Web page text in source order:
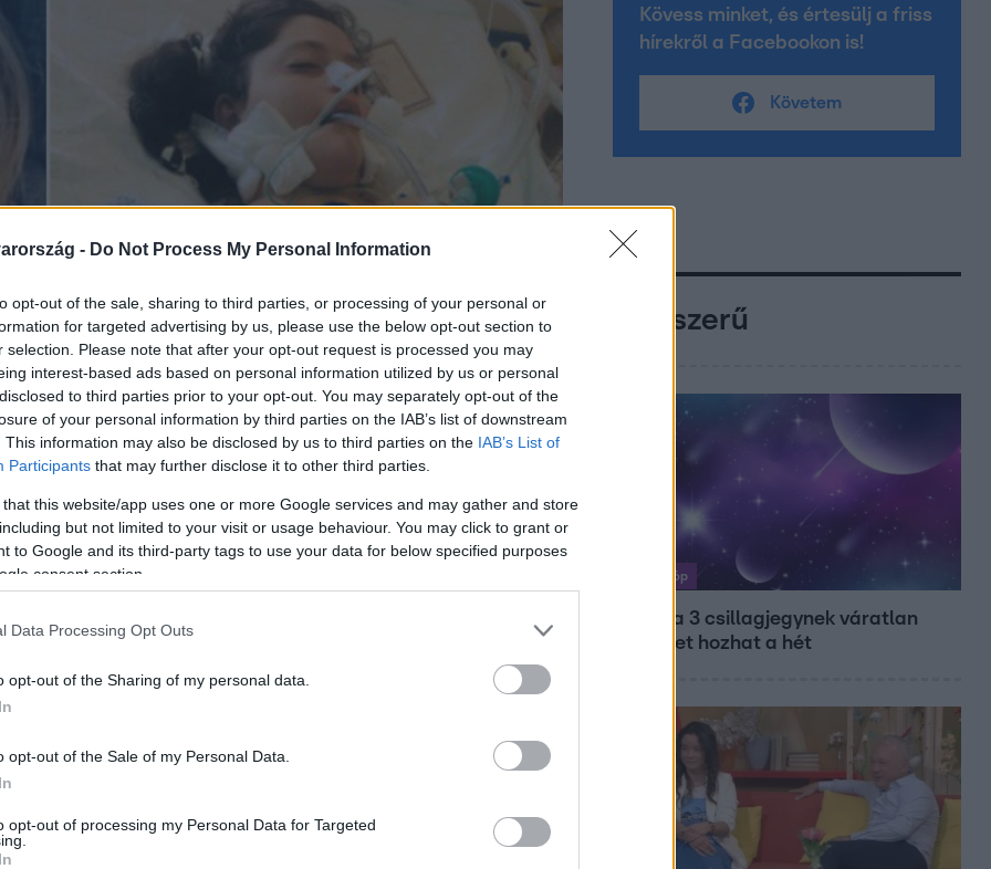
- Do Not Process My Personal Information
opt-out of the sale, sharing to third parties, or processing of your personal or
for targeted advertising by us, please use the below opt-out section to
selection. Please note that after your opt-out request is processed you may
interest-based ads based on personal information utilized by us or personal
to third parties prior to your opt-out. You may separately opt-out of the
of your personal information by third parties on the IAB’s list of downstream
This information may also be disclosed by us to third parties on the IAB’s List of
Participants that may further disclose it to other third parties.
that this website/app uses one or more Google services and may gather and store
but not limited to your visit or usage behaviour. You may click to grant or
to Google and its third-party tags to use your data for below specified purposes
consent section.
Data Processing Opt Outs
opt-out of the Sharing of my personal data.
opt-out of the Sale of my Personal Data.
opt-out of processing my Personal Data for Targeted
hirtelen kialakuló szívproblémák
meg több nappal a letartóztatása
Kövess minket, és értesülj a friss
hírekről a Facebookon is!
Követem
Népszerű
Horoszkóp
Ennek a 3 csillagjegynek váratlan
sikereket hozhat a hét